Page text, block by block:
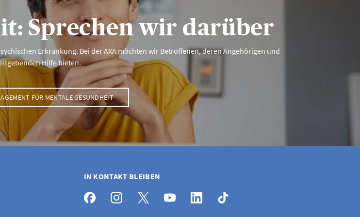
Sprechen wir darüber
Erkrankung. Bei der AXA möchten wir Betroffenen, deren Angehörigen und
Hilfe bieten.
FÜR MENTALE GESUNDHEIT
IN KONTAKT BLEIBEN